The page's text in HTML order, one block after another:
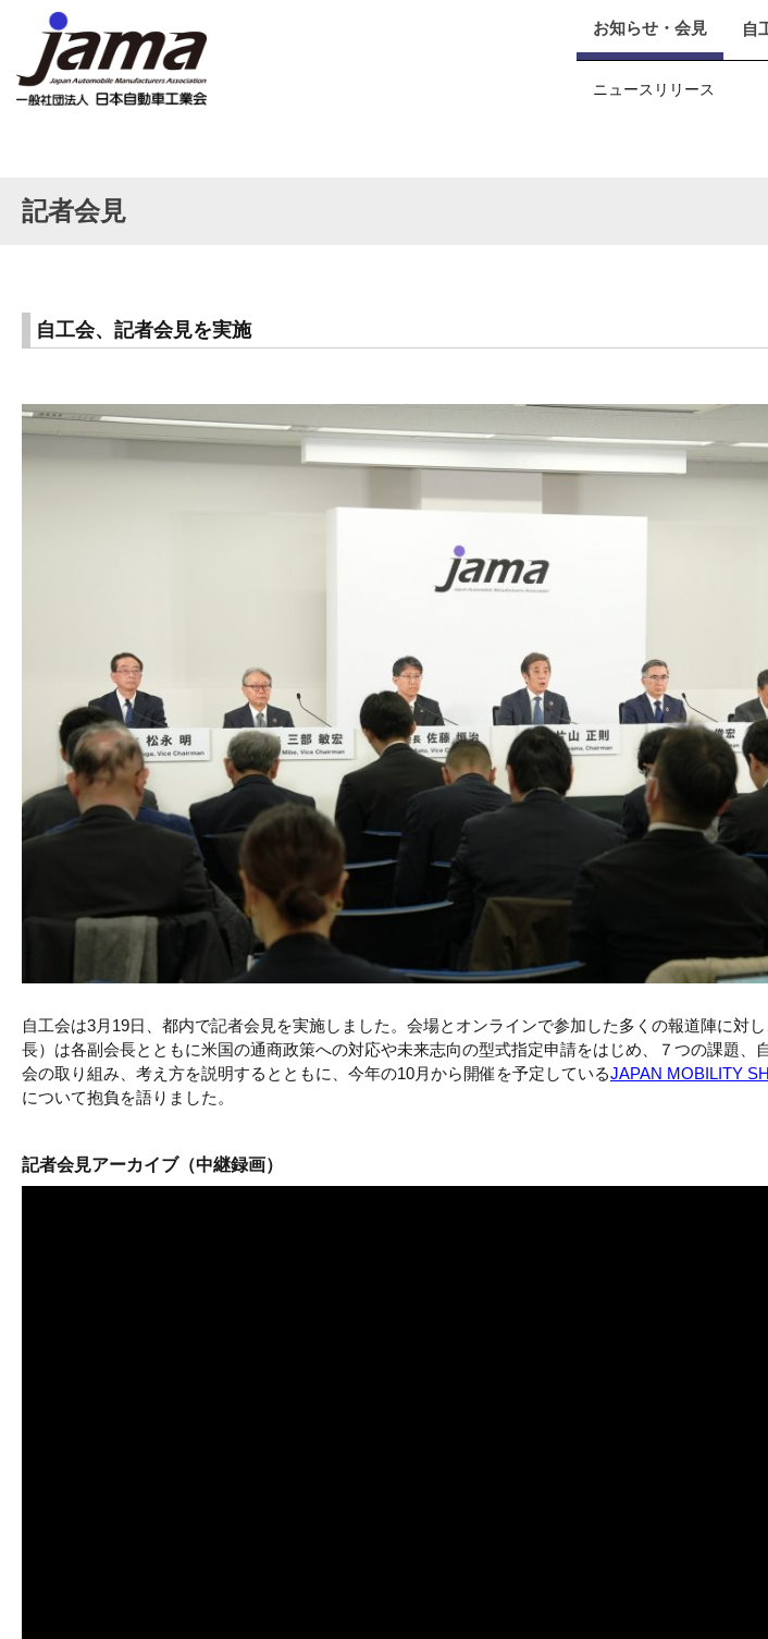
お知らせ・会見 自
ニュースリリース
記者会見
自工会、記者会見を実施
自工会は3月19日、都内で記者会見を実施しました。会場とオンラインで参加した多くの報道陣に対
長）は各副会長とともに米国の通商政策への対応や未来志向の型式指定申請をはじめ、７つの課題、
会の取り組み、考え方を説明するとともに、今年の10月から開催を予定しているJAPAN MOBILITY
について抱負を語りました。
記者会見アーカイブ（中継録画）